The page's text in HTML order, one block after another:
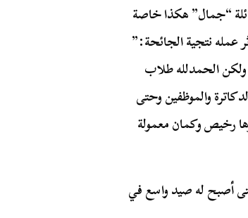
“جمال” هكذا خاصة
عمله نتجية الجائحة:”
ولكن الحمدلله طلاب
والموظفين وحتى
رخيص وكمان معمولة
أصبح له صيد واسع في